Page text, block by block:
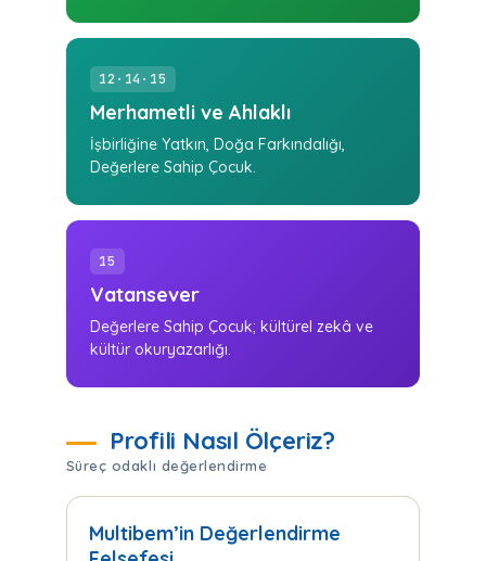
12·14·15
Merhametli ve Ahlaklı
İşbirliğine Yatkın, Doğa Farkındalığı,
Değerlere Sahip Çocuk.
15
Vatansever
Değerlere Sahip Çocuk; kültürel zekâ ve
kültür okuryazarlığı.
Profili Nasıl Ölçeriz?
Süreç odaklı değerlendirme
Multibem’in Değerlendirme